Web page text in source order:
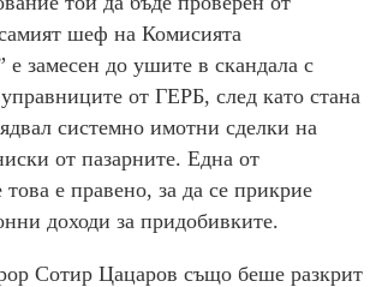
шеф на Комисията
е замесен до ушите в скандала с
от ГЕРБ, след като стана
системно имотни сделки на
от пазарните. Една от
това е правено, за да се прикрие
доходи за придобивките.
Сотир Цацаров също беше разкрит